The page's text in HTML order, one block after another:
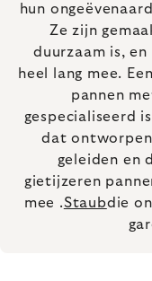
hun
Ze zijn
duurzaam is,
heel lang mee.
pannen
gespecialiseerd
dat
geleiden en
gietijzeren
mee .Staubdie